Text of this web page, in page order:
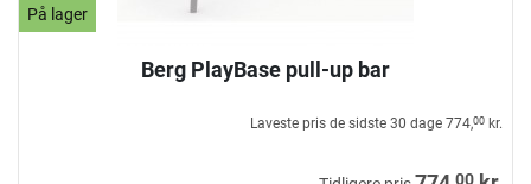
På lager
Berg PlayBase pull-up bar
Laveste pris de sidste 30 dage 774,00 kr.
00